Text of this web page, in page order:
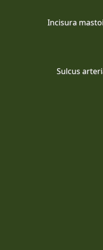
Incisura
Sulcus